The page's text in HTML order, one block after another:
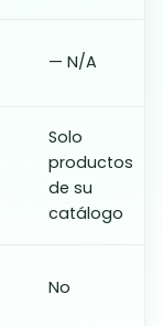
— N/A
Solo
productos
de su
catálogo
No